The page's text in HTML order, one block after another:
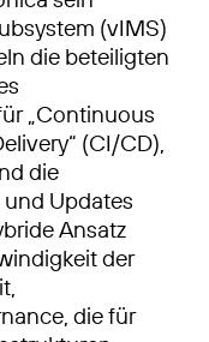
(vIMS)
die beteiligten
„Continuous
(CI/CD),
die
Updates
Ansatz
der
die für